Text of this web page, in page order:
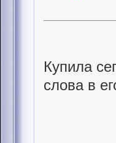
Купила
слова в